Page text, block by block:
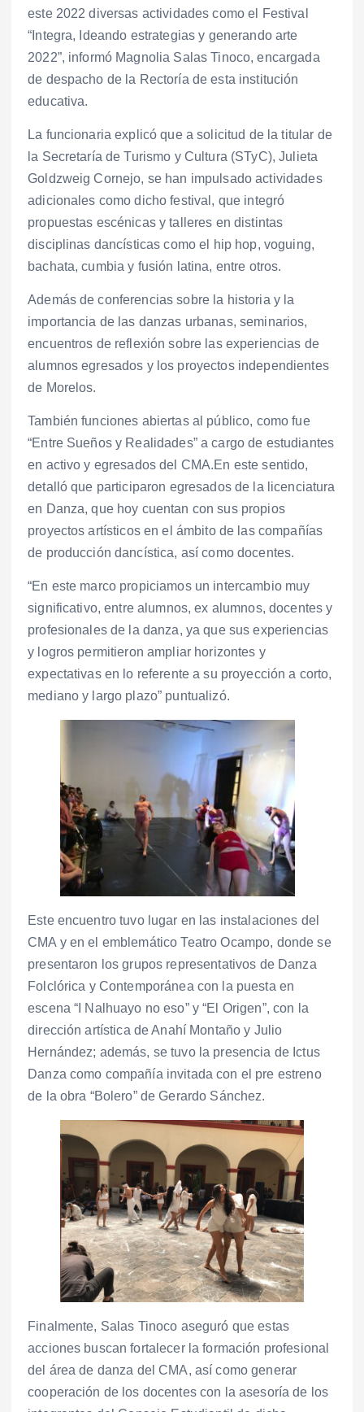
este 2022 diversas actividades como el Festival
“Integra, Ideando estrategias y generando arte
2022”, informó Magnolia Salas Tinoco, encargada
de despacho de la Rectoría de esta institución
educativa.
La funcionaria explicó que a solicitud de la titular de
la Secretaría de Turismo y Cultura (STyC), Julieta
Goldzweig Cornejo, se han impulsado actividades
adicionales como dicho festival, que integró
propuestas escénicas y talleres en distintas
disciplinas dancísticas como el hip hop, voguing,
bachata, cumbia y fusión latina, entre otros.
Además de conferencias sobre la historia y la
importancia de las danzas urbanas, seminarios,
encuentros de reflexión sobre las experiencias de
alumnos egresados y los proyectos independientes
de Morelos.
También funciones abiertas al público, como fue
“Entre Sueños y Realidades” a cargo de estudiantes
en activo y egresados del CMA.En este sentido,
detalló que participaron egresados de la licenciatura
en Danza, que hoy cuentan con sus propios
proyectos artísticos en el ámbito de las compañías
de producción dancística, así como docentes.
“En este marco propiciamos un intercambio muy
significativo, entre alumnos, ex alumnos, docentes y
profesionales de la danza, ya que sus experiencias
y logros permitieron ampliar horizontes y
expectativas en lo referente a su proyección a corto,
mediano y largo plazo” puntualizó.
Este encuentro tuvo lugar en las instalaciones del
CMA y en el emblemático Teatro Ocampo, donde se
presentaron los grupos representativos de Danza
Folclórica y Contemporánea con la puesta en
escena “I Nalhuayo no eso” y “El Origen”, con la
dirección artística de Anahí Montaño y Julio
Hernández; además, se tuvo la presencia de Ictus
Danza como compañía invitada con el pre estreno
de la obra “Bolero” de Gerardo Sánchez.
Finalmente, Salas Tinoco aseguró que estas
acciones buscan fortalecer la formación profesional
del área de danza del CMA, así como generar
cooperación de los docentes con la asesoría de los